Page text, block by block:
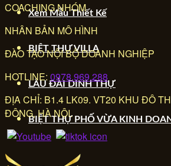
Xem Mẫu Thiết Kế
BIỆT THỰ VILLA
LÂU ĐÀI DINH THỰ
BIỆT THỰ PHỐ VỪA KINH
COACHING NHÓM
NHÂN BẢN MÔ HÌNH
ĐÀO TẠO NỘI BỘ DOANH NGHIỆP
HOTLINE: 0978.969.288
ĐỊA CHỈ: B1.4 LK09. VT20 KHU ĐÔ
ĐÔNG, HÀ NỘI.